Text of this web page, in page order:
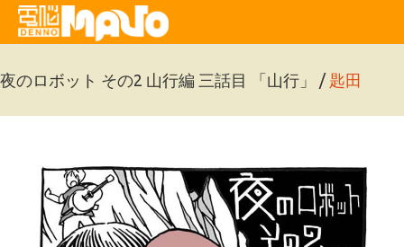
夜のロボット その2 山行編 三話目 「山行」 / 匙田